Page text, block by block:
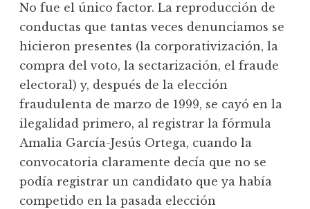
No fue el único factor. La reproducción de
conductas que tantas veces denunciamos se
hicieron presentes (la corporativización, la
compra del voto, la sectarización, el fraude
electoral) y, después de la elección
fraudulenta de marzo de 1999, se cayó en la
ilegalidad primero, al registrar la fórmula
Amalia García-Jesús Ortega, cuando la
convocatoria claramente decía que no se
podía registrar un candidato que ya había
competido en la pasada elección